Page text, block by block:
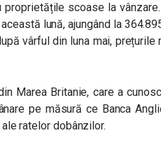
proprietățile scoase la
lună, ajungând la
vârful din luna mai,
Marea Britanie, care a
pe măsură ce Banca
ratelor dobânzilor.